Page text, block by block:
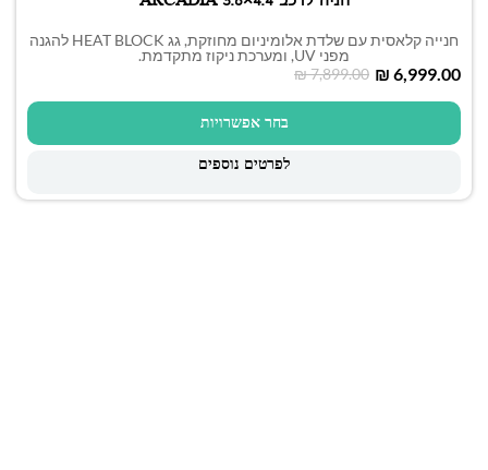
חנייה קלאסית עם שלדת אלומיניום מחוזקת, גג HEAT BLOCK להגנה
מפני UV, ומערכת ניקוז מתקדמת.
₪7,899.00 ₪ 6,999.00
בחר אפשרויות
לפרטים נוספים